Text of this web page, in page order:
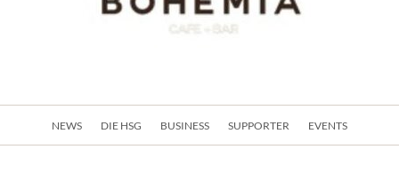
NEWS DIE HSG BUSINESS SUPPORTER EVENTS